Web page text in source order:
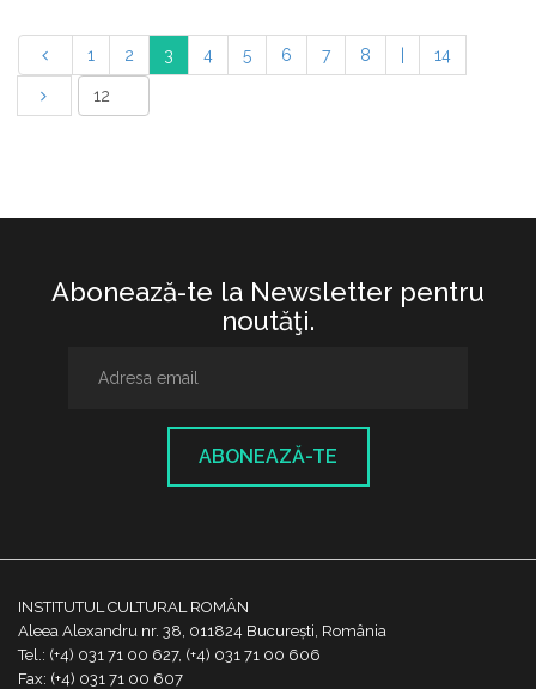
1 2 3 4 5 6 7 8 14
Abonează-te la Newsletter pentru
noutăţi.
ABONEAZĂ-TE
INSTITUTUL CULTURAL ROMÂN
Aleea Alexandru nr. 38, 011824 București, România
Tel.: (+4) 031 71 00 627, (+4) 031 71 00 606
Fax: (+4) 031 71 00 607